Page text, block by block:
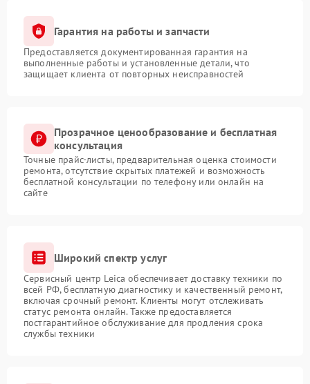
Гарантия на работы и запчасти
Предоставляется документированная гарантия на
выполненные работы и установленные детали, что
защищает клиента от повторных неисправностей
Прозрачное ценообразование и бесплатная
консультация
Точные прайс-листы, предварительная оценка стоимости
ремонта, отсутствие скрытых платежей и возможность
бесплатной консультации по телефону или онлайн на
сайте
Широкий спектр услуг
Сервисный центр Leica обеспечивает доставку техники по
всей РФ, бесплатную диагностику и качественный ремонт,
включая срочный ремонт. Клиенты могут отслеживать
статус ремонта онлайн. Также предоставляется
постгарантийное обслуживание для продления срока
службы техники